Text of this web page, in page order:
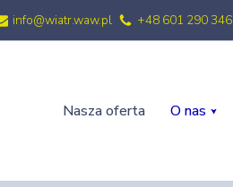
info@wiatr.waw.pl +48 601 290 346
Nasza oferta O nas